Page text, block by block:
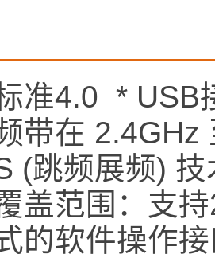
准4.0 * USB
带在 2.4GHz
(跳频展频) 技
盖范围：支
的软件操作